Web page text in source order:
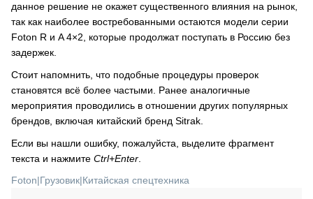
данное решение не окажет существенного влияния на рынок,
так как наиболее востребованными остаются модели серии
Foton R и A 4×2, которые продолжат поступать в Россию без
задержек.
Стоит напомнить, что подобные процедуры проверок
становятся всё более частыми. Ранее аналогичные
мероприятия проводились в отношении других популярных
брендов, включая китайский бренд Sitrak.
Если вы нашли ошибку, пожалуйста, выделите фрагмент
текста и нажмите Ctrl+Enter
Foton|Грузовик|Китайская спецтехника